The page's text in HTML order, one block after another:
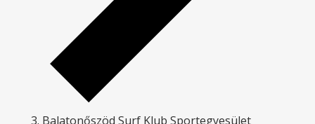
Balatonőszöd Surf Klub Sportegyesület